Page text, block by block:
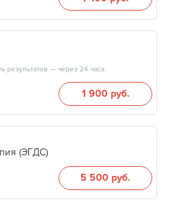
результатов — через 24 часа
1 900 руб.
(ЭГДС)
5 500 руб.